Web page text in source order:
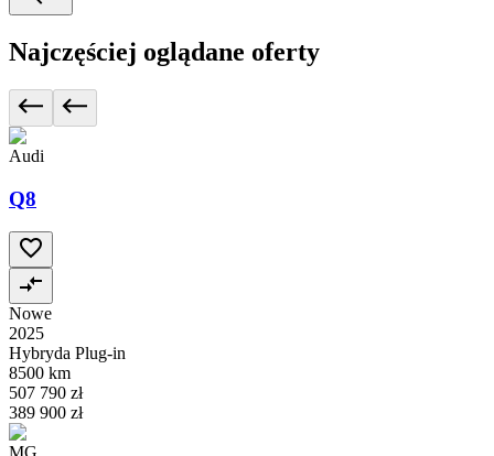
Najczęściej oglądane oferty
Audi
Q8
Nowe
2025
Hybryda Plug-in
8500 km
507 790 zł
389 900 zł